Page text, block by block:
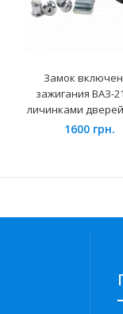
Замок
зажигания ВАЗ-
личинками
1600 грн.